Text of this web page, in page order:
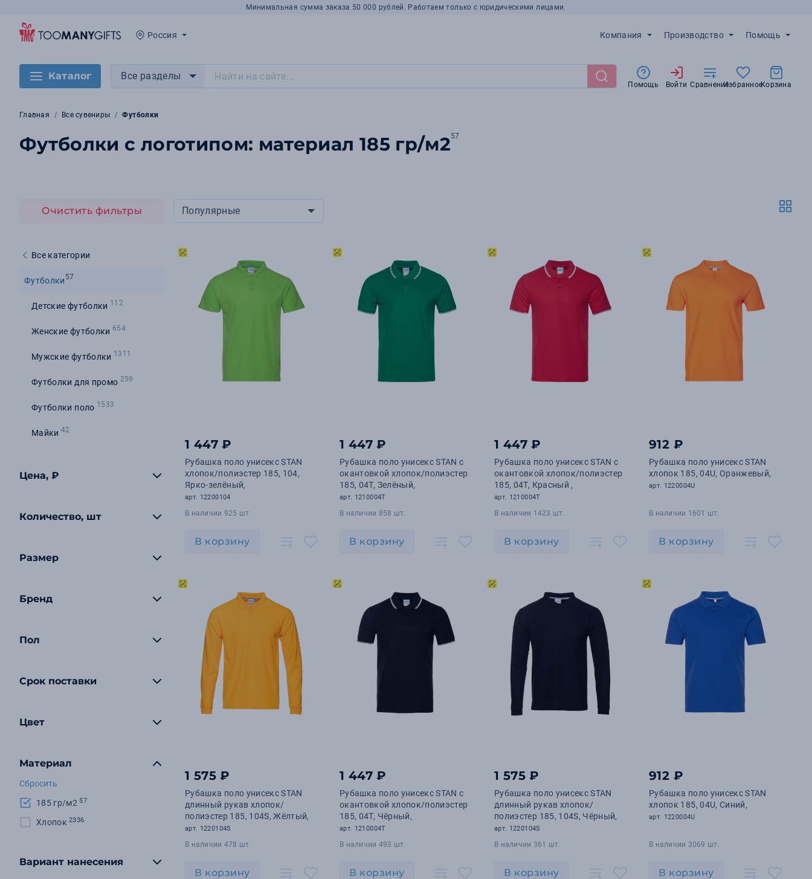
Минимальная сумма заказа 50 000 рублей. Работаем только с юридическими лицами.
Россия Компания Производство Помощь
Каталог Все разделы
Помощь Войти СравнениеИзбранноеКорзина
Главная Все сувениры Футболки
Футболки с логотипом: материал 185 гр/м257
Очистить фильтры
Все категории
Футболки 57
Детские футболки 112
Женские футболки 654
Мужские футболки 1311
Футболки для промо 259
Футболки поло 1533
Майки42
Цена, ₽
Количество, шт
Размер
Бренд
Пол
Срок поставки
Цвет
Материал
Сбросить
185 гр/м2 57
Хлопок 2336
Вариант нанесения
Популярные
1 447 ₽
Рубашка поло унисекс STAN
хлопок/полиэстер 185, 104,
Ярко-зелёный,
арт. 12200104
В наличии 925 шт.
В корзину
1 447 ₽
Рубашка поло унисекс STAN с
окантовкой хлопок/полиэстер
185, 04T, Зелёный,
арт. 1210004T
В наличии 858 шт.
В корзину
1 447 ₽
Рубашка поло унисекс STAN с
окантовкой хлопок/полиэстер
185, 04T, Красный ,
арт. 1210004T
В наличии 1423 шт.
В корзину
912 ₽
Рубашка поло унисекс STAN
хлопок 185, 04U, Оранжевый,
арт. 1220004U
В наличии 1601 шт.
В корзину
1 575 ₽
Рубашка поло унисекс STAN
длинный рукав хлопок/
полиэстер 185, 104S, Жёлтый,
арт. 1220104S
В наличии 478 шт.
В корзину
1 447 ₽
Рубашка поло унисекс STAN с
окантовкой хлопок/полиэстер
185, 04T, Чёрный,
арт. 1210004T
В наличии 493 шт.
В корзину
1 575 ₽
Рубашка поло унисекс STAN
длинный рукав хлопок/
полиэстер 185, 104S, Чёрный,
арт. 1220104S
В наличии 361 шт.
В корзину
912 ₽
Рубашка поло унисекс STAN
хлопок 185, 04U, Синий,
арт. 1220004U
В наличии 3069 шт.
В корзину